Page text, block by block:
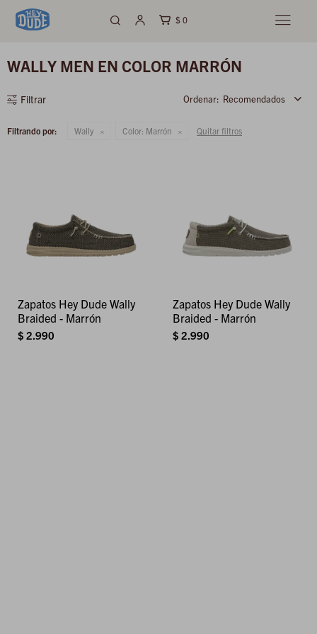
$ 0 
WALLY MEN EN COLOR MARRÓN
Recomendados
Filtrando por: Wally Color: Marrón Quitar filtros
Zapatos Hey Dude Wally
Braided - Marrón
$ 2.990
Zapatos Hey Dude Wally
Braided - Marrón
$ 2.990